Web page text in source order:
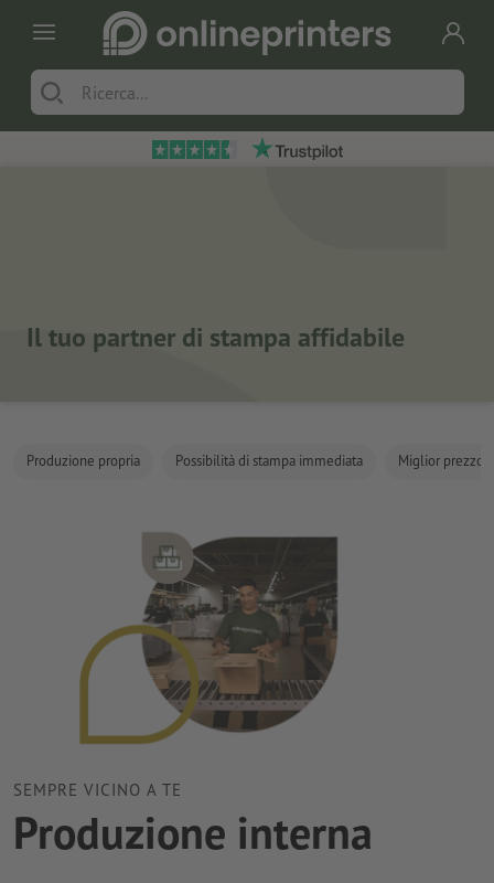
Il tuo partner di stampa affidabile
Produzione propria Possibilità di stampa immediata Miglior prezzo
SEMPRE VICINO A TE
Produzione interna